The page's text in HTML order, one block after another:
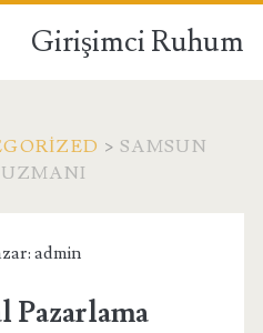
Girişimci Ruhum
>SAMSUN
admin
Pazarlama